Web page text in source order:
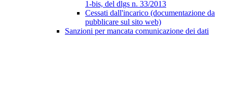
1-bis, del dlgs n. 33/2013
Cessati dall'incarico (documentazione da
pubblicare sul sito web)
Sanzioni per mancata comunicazione dei dati